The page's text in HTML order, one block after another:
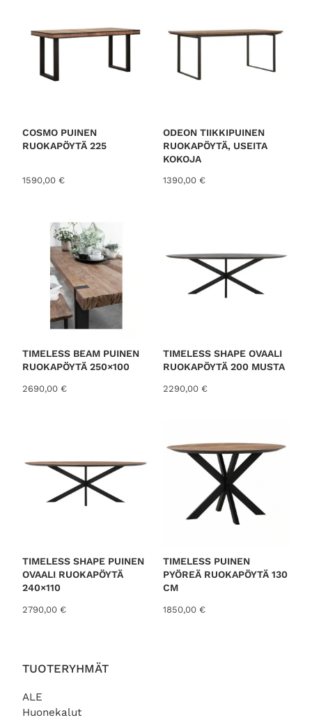
TUOTERYHMÄT
ALE
Huonekalut
COSMO PUINEN
RUOKAPÖYTÄ 225
1590,00 €
ODEON TIIKKIPUINEN
RUOKAPÖYTÄ, USEITA
KOKOJA
1390,00 €
TIMELESS BEAM PUINEN
RUOKAPÖYTÄ 250×100
2690,00 €
TIMELESS SHAPE OVAALI
RUOKAPÖYTÄ 200 MUSTA
2290,00 €
TIMELESS SHAPE PUINEN
OVAALI RUOKAPÖYTÄ
240×110
2790,00 €
TIMELESS PUINEN
PYÖREÄ RUOKAPÖYTÄ 130
CM
1850,00 €